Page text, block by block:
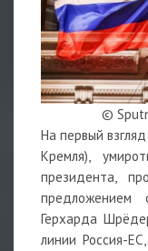
©
На первый
Кремля),
президента,
предложением
Герхарда
линии Россия-